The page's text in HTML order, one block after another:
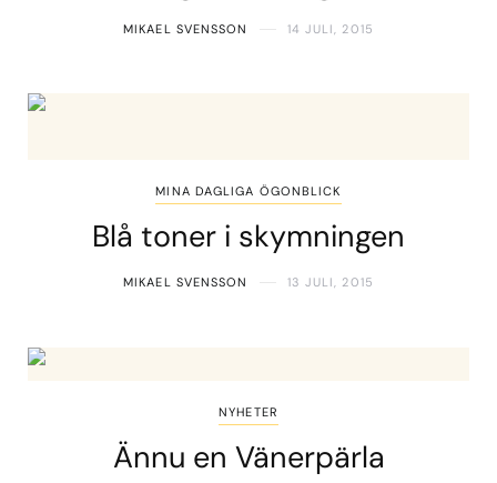
MIKAEL SVENSSON 14 JULI, 2015
MINA DAGLIGA ÖGONBLICK
Blå toner i skymningen
MIKAEL SVENSSON 13 JULI, 2015
NYHETER
Ännu en Vänerpärla